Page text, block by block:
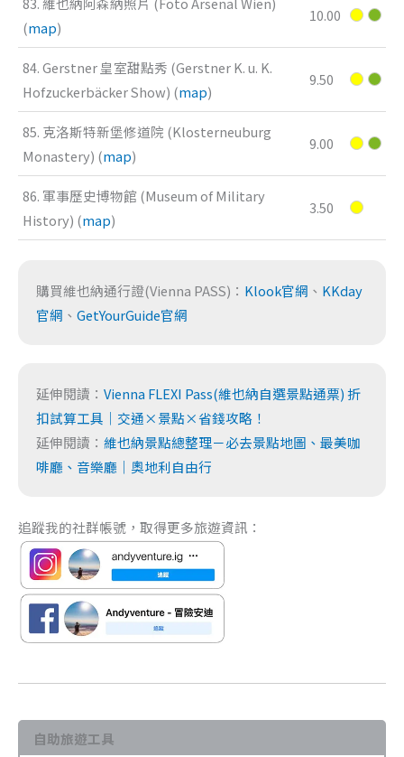
(map)
10.00
84. Gerstner 皇室甜點秀 (Gerstner K. u. K.
Hofzuckerbäcker Show) (map)
9.50
85. 克洛斯特新堡修道院 (Klosterneuburg
Monastery) (map)
9.00
86. 軍事歷史博物館 (Museum of Military
History) (map)
3.50
購買維也納通行證(Vienna PASS)： Klook官網 、 KKday
官網 、 GetYourGuide官網
延伸閱讀： Vienna FLEXI Pass(維也納自選景點通票) 折
扣試算工具｜交通×景點×省錢攻略！
延伸閱讀： 維也納景點總整理－必去景點地圖、最美咖
啡廳、音樂廳｜奧地利自由行
追蹤我的社群帳號，取得更多旅遊資訊：
自助旅遊工具